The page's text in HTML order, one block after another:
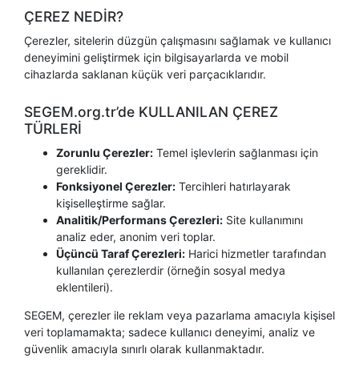
ÇEREZ NEDİR?
Çerezler, sitelerin düzgün çalışmasını sağlamak ve kullanıcı
deneyimini geliştirmek için bilgisayarlarda ve mobil
cihazlarda saklanan küçük veri parçacıklarıdır.
SEGEM.org.tr’de KULLANILAN ÇEREZ
TÜRLERİ
Zorunlu Çerezler: Temel işlevlerin sağlanması için
gereklidir.
Fonksiyonel Çerezler: Tercihleri hatırlayarak
kişiselleştirme sağlar.
Analitik/Performans Çerezleri: Site kullanımını
analiz eder, anonim veri toplar.
Üçüncü Taraf Çerezleri: Harici hizmetler tarafından
kullanılan çerezlerdir (örneğin sosyal medya
eklentileri).
SEGEM, çerezler ile reklam veya pazarlama amacıyla kişisel
veri toplamamakta; sadece kullanıcı deneyimi, analiz ve
güvenlik amacıyla sınırlı olarak kullanmaktadır.